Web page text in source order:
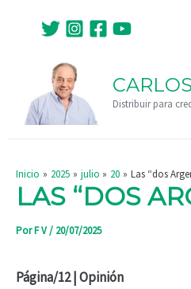
contenido
Distribuir para
Inicio 2025 julio 20 Las “dos
LAS “DOS
PorF V/ 20/07/2025
Página/12 | Opinión
entradas